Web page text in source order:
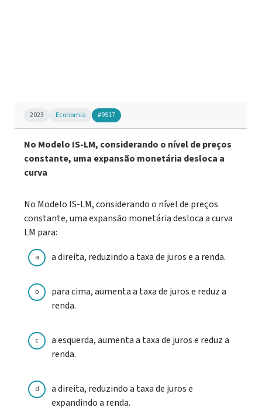
2023 Economia #9517
No Modelo IS-LM, considerando o nível de preços
constante, uma expansão monetária desloca a
curva
No Modelo IS-LM, considerando o nível de preços
constante, uma expansão monetária desloca a curva
LM para:
a a direita, reduzindo a taxa de juros e a renda.
b
para cima, aumenta a taxa de juros e reduz a
renda.
c
a esquerda, aumenta a taxa de juros e reduz a
renda.
d
a direita, reduzindo a taxa de juros e
expandindo a renda.